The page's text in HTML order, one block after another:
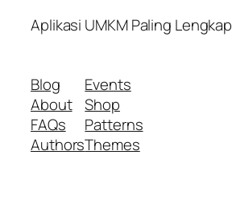
Aplikasi UMKM Paling
Blog
About
FAQs
Authors
Events
Shop
Patterns
Themes